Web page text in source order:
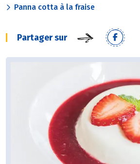
Panna cotta à la fraise
Partager sur